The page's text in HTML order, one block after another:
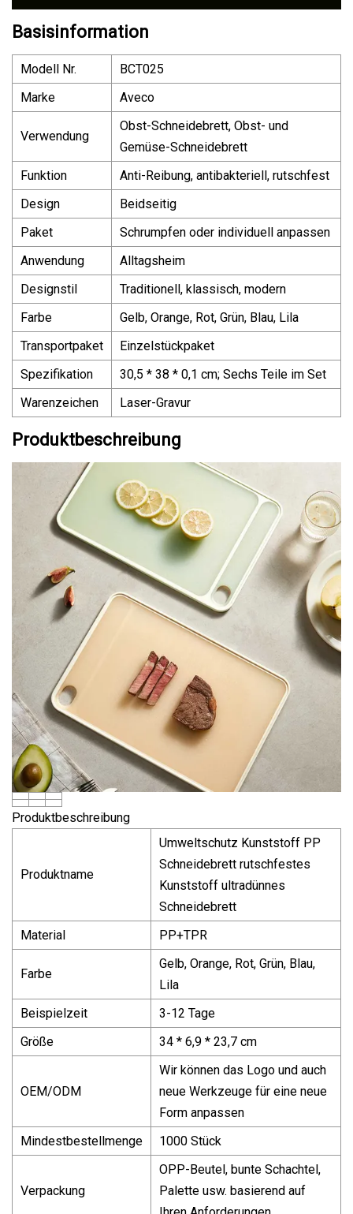
Basisinformation
Modell Nr.
BCT025
Marke
Aveco
Verwendung
Obst-Schneidebrett, Obst- und
Gemüse-Schneidebrett
Funktion
Anti-Reibung, antibakteriell, rutschfest
Design
Beidseitig
Paket
Schrumpfen oder individuell anpassen
Anwendung
Alltagsheim
Designstil
Traditionell, klassisch, modern
Farbe
Gelb, Orange, Rot, Grün, Blau, Lila
Transportpaket
Einzelstückpaket
Spezifikation
30,5 * 38 * 0,1 cm; Sechs Teile im Set
Warenzeichen
Laser-Gravur
Produktbeschreibung
Produktbeschreibung
Produktname
Umweltschutz Kunststoff PP
Schneidebrett rutschfestes
Kunststoff ultradünnes
Schneidebrett
Material
PP+TPR
Farbe
Gelb, Orange, Rot, Grün, Blau,
Lila
Beispielzeit
3-12 Tage
Größe
34 * 6,9 * 23,7 cm
OEM/ODM
Wir können das Logo und auch
neue Werkzeuge für eine neue
Form anpassen
Mindestbestellmenge
1000 Stück
Verpackung
OPP-Beutel, bunte Schachtel,
Palette usw. basierend auf